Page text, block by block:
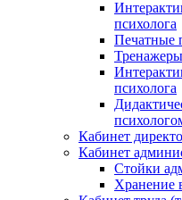
психолога
Печатные
психолога
Кабинет
Кабинет
Стойки
Хранение